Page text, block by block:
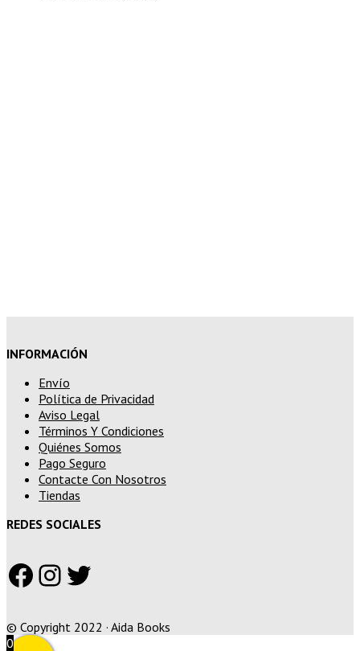
INFORMACIÓN
Envío
Política de Privacidad
Aviso Legal
Términos Y Condiciones
Quiénes Somos
Pago Seguro
Contacte Con Nosotros
Tiendas
REDES SOCIALES
Facebook
Instagram
Twitter
© Copyright 2022 · Aida Books
0